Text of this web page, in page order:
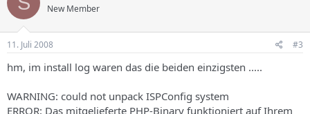
New Member
11. Juli 2008 #3
hm, im install log waren das die beiden einzigsten .....
WARNING: could not unpack ISPConfig system
ERROR: Das mitgelieferte PHP-Binary funktioniert auf Ihrem